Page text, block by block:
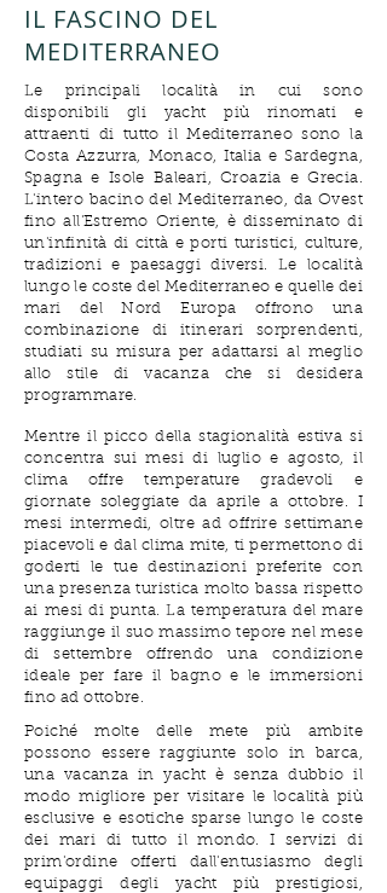
IL FASCINO DEL
MEDITERRANEO
Le principali località in cui sono
disponibili gli yacht più rinomati e
attraenti di tutto il Mediterraneo sono la
Costa Azzurra, Monaco, Italia e Sardegna,
Spagna e Isole Baleari, Croazia e Grecia.
L'intero bacino del Mediterraneo, da Ovest
fino all'Estremo Oriente, è disseminato di
un'infinità di città e porti turistici, culture,
tradizioni e paesaggi diversi. Le località
lungo le coste del Mediterraneo e quelle dei
mari del Nord Europa offrono una
combinazione di itinerari sorprendenti,
studiati su misura per adattarsi al meglio
allo stile di vacanza che si desidera
programmare.
Mentre il picco della stagionalità estiva si
concentra sui mesi di luglio e agosto, il
clima offre temperature gradevoli e
giornate soleggiate da aprile a ottobre. I
mesi intermedi, oltre ad offrire settimane
piacevoli e dal clima mite, ti permettono di
goderti le tue destinazioni preferite con
una presenza turistica molto bassa rispetto
ai mesi di punta. La temperatura del mare
raggiunge il suo massimo tepore nel mese
di settembre offrendo una condizione
ideale per fare il bagno e le immersioni
fino ad ottobre.
Poiché molte delle mete più ambite
possono essere raggiunte solo in barca,
una vacanza in yacht è senza dubbio il
modo migliore per visitare le località più
esclusive e esotiche sparse lungo le coste
dei mari di tutto il mondo. I servizi di
prim'ordine offerti dall'entusiasmo degli
equipaggi degli yacht più prestigiosi,